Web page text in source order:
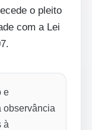
o pleito
com a Lei
e
observância
à